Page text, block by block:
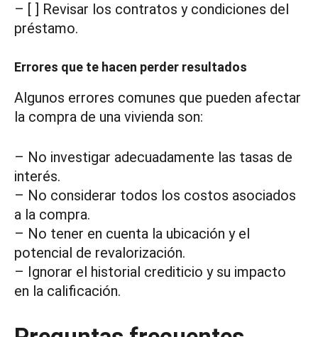
– [ ] Revisar los contratos y condiciones del
préstamo.
Errores que te hacen perder resultados
Algunos errores comunes que pueden afectar
la compra de una vivienda son:
– No investigar adecuadamente las tasas de
interés.
– No considerar todos los costos asociados
a la compra.
– No tener en cuenta la ubicación y el
potencial de revalorización.
– Ignorar el historial crediticio y su impacto
en la calificación.